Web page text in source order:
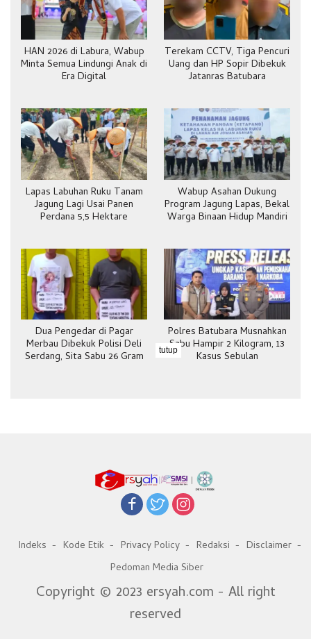
HAN 2026 di Labura, Wabup
Minta Semua Lindungi Anak di
Era Digital
Terekam CCTV, Tiga Pencuri
Uang dan HP Sopir Dibekuk
Jatanras Batubara
Lapas Labuhan Ruku Tanam
Jagung Lagi Usai Panen
Perdana 5,5 Hektare
Wabup Asahan Dukung
Program Jagung Lapas, Bekal
Warga Binaan Hidup Mandiri
Dua Pengedar di Pagar
Merbau Dibekuk Polisi Deli
Serdang, Sita Sabu 26 Gram
Polres Batubara Musnahkan
Sabu Hampir 2 Kilogram, 13
Kasus Sebulan
Indeks Kode Etik Privacy Policy Redaksi
Disclaimer
Pedoman Media Siber
Copyright © 2023 ersyah.com - All right
reserved
tutup